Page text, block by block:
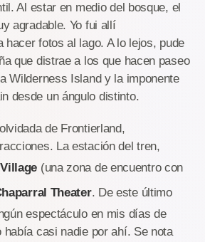
Al estar en medio del bosque, el
agradable. Yo fui allí
hacer fotos al lago. A lo lejos, pude
que distrae a los que hacen paseo
Wilderness Island y la imponente
desde un ángulo distinto.
de Frontierland,
La estación del tren,
(una zona de encuentro con
Theater. De este último
espectáculo en mis días de
casi nadie por ahí. Se nota